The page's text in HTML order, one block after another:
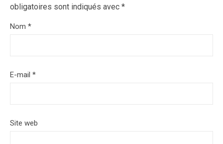
obligatoires sont indiqués avec *
Nom *
E-mail *
Site web